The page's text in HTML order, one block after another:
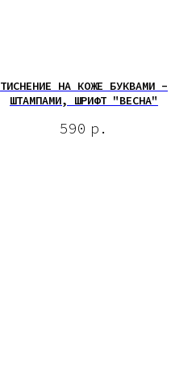
ТИСНЕНИЕ НА КОЖЕ БУКВАМИ -
ШТАМПАМИ, ШРИФТ "ВЕСНА"
590 р.